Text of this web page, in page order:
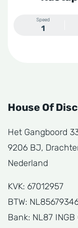
Speed
1
House Of
Het Gangboord
9206 BJ,
Nederland
KVK: 67012957
BTW:
Bank: NL87